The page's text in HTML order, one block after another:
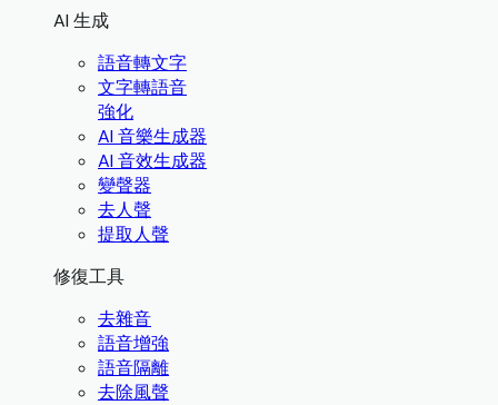
AI 生成
語音轉文字
文字轉語音
強化
AI 音樂生成器
AI 音效生成器
變聲器
去人聲
提取人聲
修復工具
去雜音
語音增強
語音隔離
去除風聲